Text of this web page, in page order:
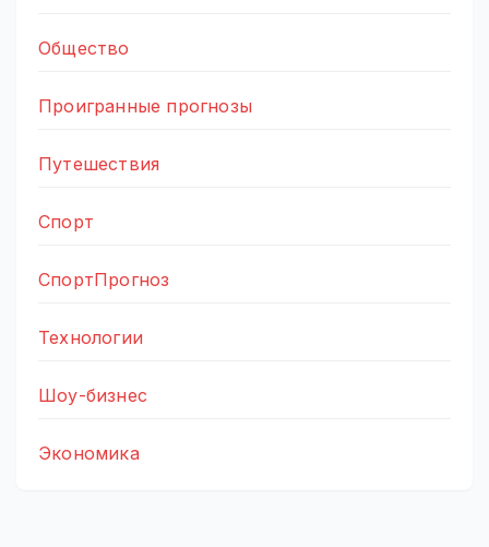
Общество
Проигранные прогнозы
Путешествия
Спорт
СпортПрогноз
Технологии
Шоу-бизнес
Экономика